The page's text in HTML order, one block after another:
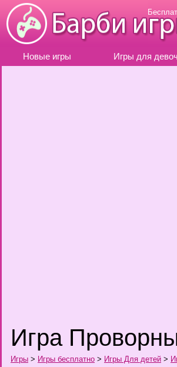
Новые игры Игры для
Игра
Игры > Игры бесплатно > Игры Для детей >